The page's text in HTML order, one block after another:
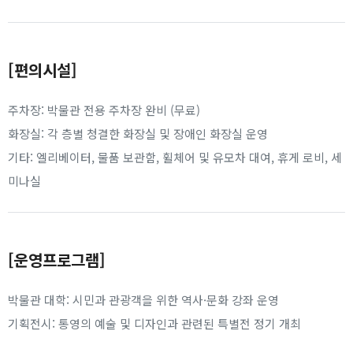
[편의시설]
주차장: 박물관 전용 주차장 완비 (무료)
화장실: 각 층별 청결한 화장실 및 장애인 화장실 운영
기타: 엘리베이터, 물품 보관함, 휠체어 및 유모차 대여, 휴게 로비, 세
미나실
[운영프로그램]
박물관 대학: 시민과 관광객을 위한 역사·문화 강좌 운영
기획전시: 통영의 예술 및 디자인과 관련된 특별전 정기 개최